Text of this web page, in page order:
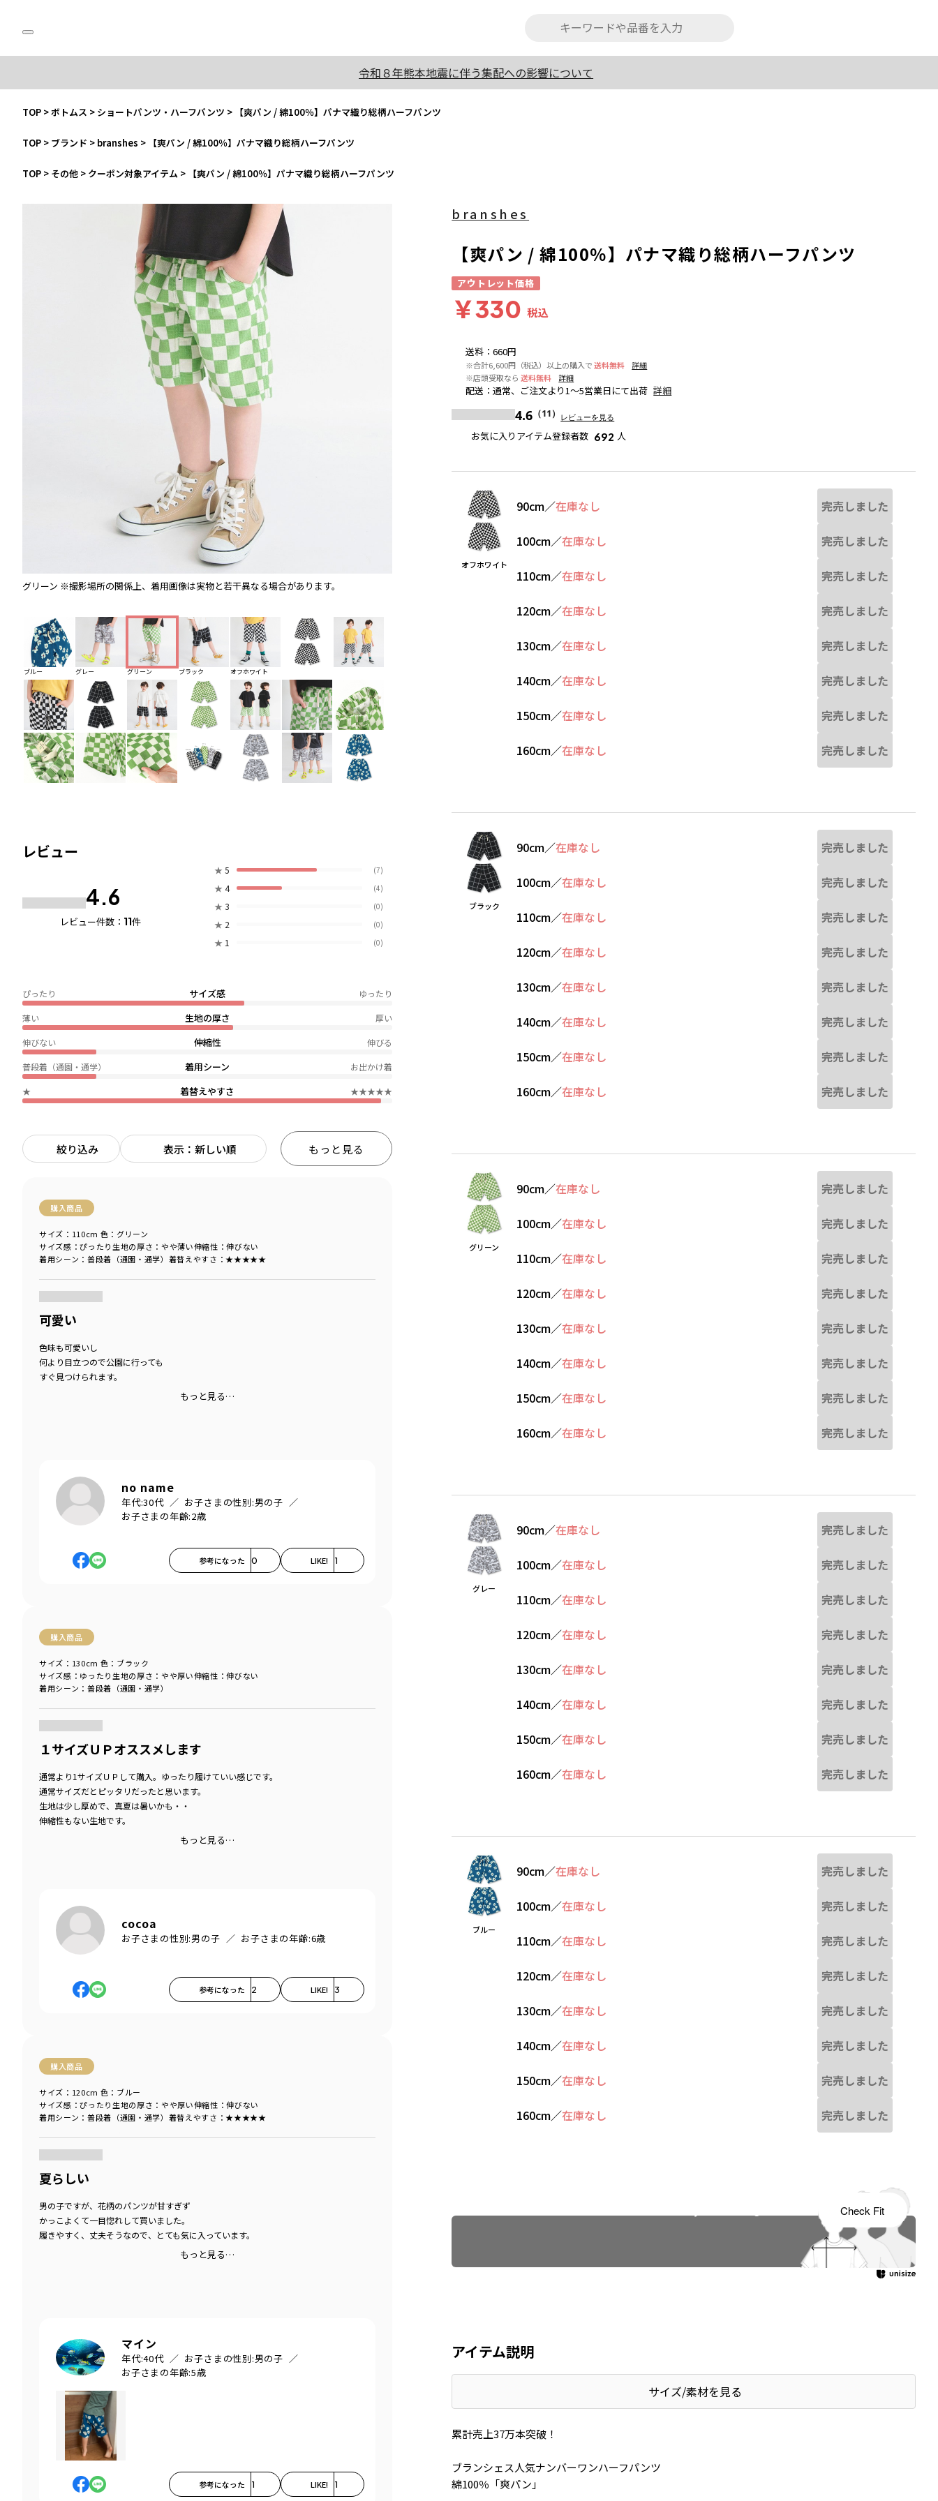
令和８年熊本地震に伴う集配への影響について
TOP >ボトムス > ショートパンツ・ハーフパンツ > 【爽パン / 綿100％】パナマ織り総柄ハーフパンツ
TOP > ブランド > branshes > 【爽パン / 綿100％】パナマ織り総柄ハーフパンツ
TOP > その他 > クーポン対象アイテム > 【爽パン / 綿100％】パナマ織り総柄ハーフパンツ
グリーン ※撮影場所の関係上、着用画像は実物と若干異なる場合があります。 ※撮影場所の関係上、着用画像は実物と若干異なる場合があります。 ※撮影場所の関係上、着用
ブルー グレー グリーン ブラック オフホワイト
レビュー
4.6
レビュー件数： 11件
★ 5 (7)
★ 4 (4)
★ 3 (0)
★ 2 (0)
★ 1 (0)
サイズ感
ぴったり ゆったり
生地の厚さ
薄い 厚い
伸縮性
伸びない 伸びる
着用シーン
普段着（通園・通学） お出かけ着
着替えやすさ
★ ★★★★★
絞り込み 表示：新しい順 もっと見る
購入商品
サイズ感 ：ぴったり 生地の厚さ ：やや薄い伸縮性 ：伸びない
着用シーン ：普段着（通園・通学） 着替えやすさ ：★★★★★
サイズ：110cm 色：グリーン
可愛い
色味も可愛いし
何より目立つので公園に行っても
すぐ見つけられます。
もっと見る…
no name
年代:30代 お子さまの性別:男の子
お子さまの年齢:2歳
参考になった 0 LIKE! 1
購入商品
サイズ感 ：ゆったり 生地の厚さ ：やや厚い伸縮性 ：伸びない
着用シーン ：普段着（通園・通学）
サイズ：130cm 色：ブラック
１サイズＵＰオススメします
通常より1サイズＵＰして購入。ゆったり履けていい感じです。
通常サイズだとピッタリだったと思います。
生地は少し厚めで、真夏は暑いかも・・
伸縮性もない生地です。
もっと見る…
cocoa
お子さまの性別:男の子 お子さまの年齢:6歳
参考になった 2 LIKE! 3
購入商品
サイズ感 ：ぴったり 生地の厚さ ：やや厚い伸縮性 ：伸びない
着用シーン ：普段着（通園・通学） 着替えやすさ ：★★★★★
サイズ：120cm 色：ブルー
夏らしい
男の子ですが、花柄のパンツが甘すぎず
かっこよくて一目惚れして買いました。
履きやすく、丈夫そうなので、とても気に入っています。
もっと見る…
マイン
年代:40代 お子さまの性別:男の子
お子さまの年齢:5歳
参考になった 1 LIKE! 1
送料 ：660円
※合計6,600円（税込）以上の購入で 送料無料
詳細
※店頭受取なら 送料無料 詳細
配送 ：通常、ご注文より1～5営業日にて出荷 詳細
4.6 （11） レビューを見る
お気に入りアイテム登録者数 692 人
branshes
【爽パン / 綿100％】パナマ織り総柄ハーフパンツ
アウトレット価格
￥330 税込
オフホワイト
90cm／在庫なし 完売しました
100cm／在庫なし 完売しました
110cm／在庫なし 完売しました
120cm／在庫なし 完売しました
130cm／在庫なし 完売しました
140cm／在庫なし 完売しました
150cm／在庫なし 完売しました
160cm／在庫なし 完売しました
ブラック
90cm／在庫なし 完売しました
100cm／在庫なし 完売しました
110cm／在庫なし 完売しました
120cm／在庫なし 完売しました
130cm／在庫なし 完売しました
140cm／在庫なし 完売しました
150cm／在庫なし 完売しました
160cm／在庫なし 完売しました
グリーン
90cm／在庫なし 完売しました
100cm／在庫なし 完売しました
110cm／在庫なし 完売しました
120cm／在庫なし 完売しました
130cm／在庫なし 完売しました
140cm／在庫なし 完売しました
150cm／在庫なし 完売しました
160cm／在庫なし 完売しました
グレー
90cm／在庫なし 完売しました
100cm／在庫なし 完売しました
110cm／在庫なし 完売しました
120cm／在庫なし 完売しました
130cm／在庫なし 完売しました
140cm／在庫なし 完売しました
150cm／在庫なし 完売しました
160cm／在庫なし 完売しました
ブルー
90cm／在庫なし 完売しました
100cm／在庫なし 完売しました
110cm／在庫なし 完売しました
120cm／在庫なし 完売しました
130cm／在庫なし 完売しました
140cm／在庫なし 完売しました
150cm／在庫なし 完売しました
160cm／在庫なし 完売しました
アイテム説明
サイズ/素材を見る
累計売上37万本突破！
ブランシェス人気ナンバーワンハーフパンツ
綿100％「爽パン」
Check Fit